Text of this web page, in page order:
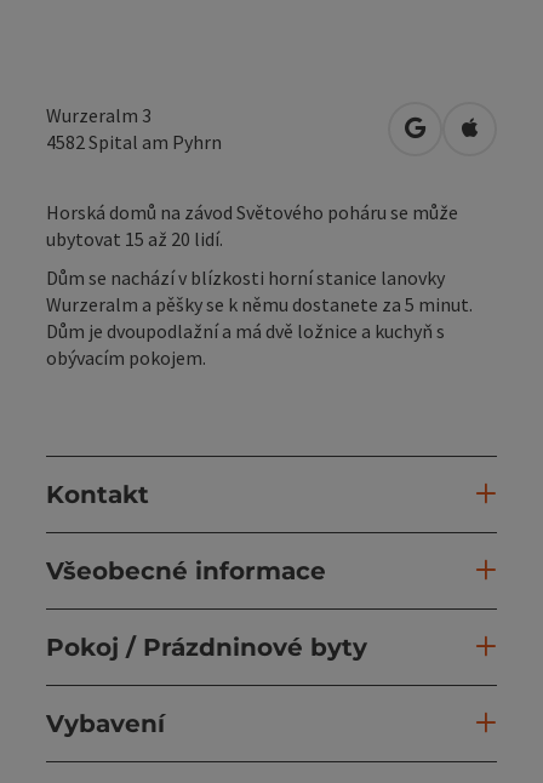
Wurzeralm 3
4582 Spital am Pyhrn Otevřít vOtevřít
Horská domů na závod Světového poháru se může
ubytovat 15 až 20 lidí.
Dům se nachází v blízkosti horní stanice lanovky
Wurzeralm a pěšky se k němu dostanete za 5 minut.
Dům je dvoupodlažní a má dvě ložnice a kuchyň s
obývacím pokojem.
Kontakt
Všeobecné informace
Pokoj / Prázdninové byty
Vybavení